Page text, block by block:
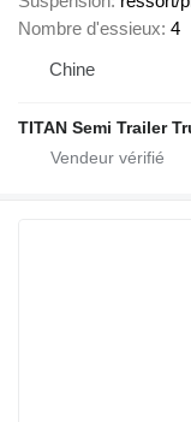
Nombre d'essieux 4
Chine
TITAN Semi Trailer